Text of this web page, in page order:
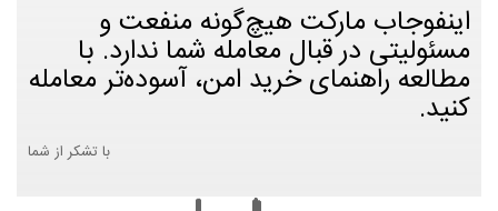
اینفوجاب مارکت هیچ‌گونه منفعت و
مسئولیتی در قبال معامله شما ندارد. با
مطالعه راهنمای خرید امن، آسوده‌تر معامله
کنید.
با تشکر از شما